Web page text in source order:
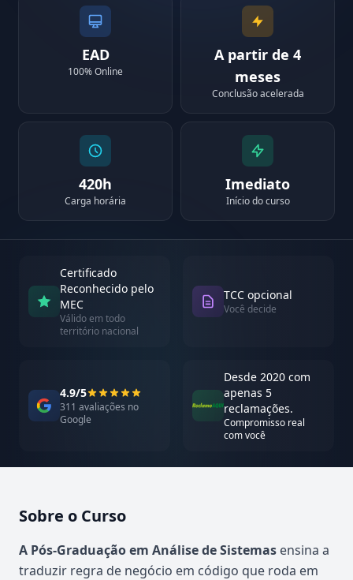
EAD
100% Online
A partir de 4
meses
Conclusão acelerada
420h
Carga horária
Imediato
Início do curso
Certificado
Reconhecido pelo
MEC
Válido em todo
território nacional
TCC opcional
Você decide
4.9/5
311 avaliações no
Google
Desde 2020 com
apenas 5
reclamações.
Compromisso real
com você
Sobre o Curso
Atualizado em abril de 2026
A Pós-Graduação em Análise de Sistemas ensina a
traduzir regra de negócio em código que roda em